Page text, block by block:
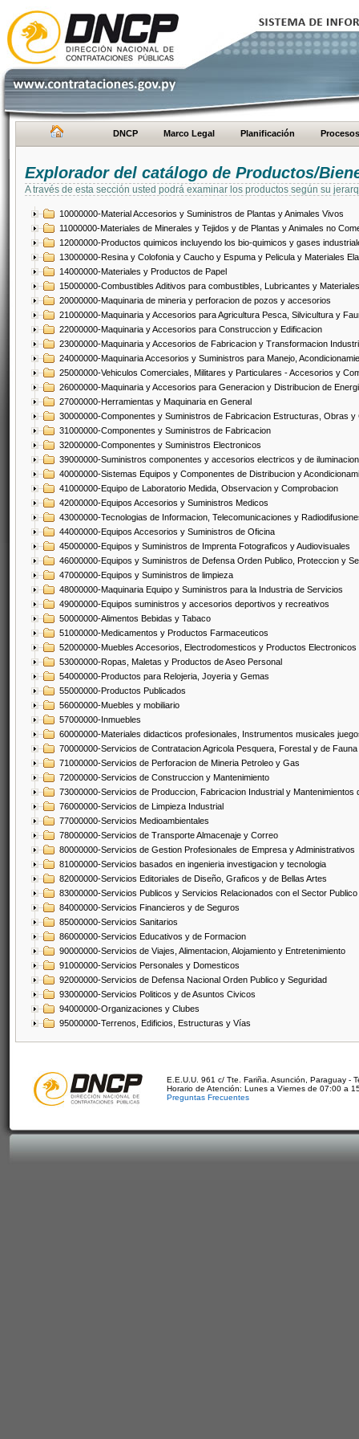
DNCP Marco Legal Planificación Procesos
Explorador del catálogo de Productos/
A través de esta sección usted podrá examinar los productos según su
10000000-Material Accesorios y Suministros de Plantas y Animales Vivos
11000000-Materiales de Minerales y Tejidos y de Plantas y Animales no
12000000-Productos quimicos incluyendo los bio-quimicos y gases
13000000-Resina y Colofonia y Caucho y Espuma y Pelicula y Materiales
14000000-Materiales y Productos de Papel
15000000-Combustibles Aditivos para combustibles, Lubricantes y
20000000-Maquinaria de mineria y perforacion de pozos y accesorios
21000000-Maquinaria y Accesorios para Agricultura Pesca, Silvicultura y
22000000-Maquinaria y Accesorios para Construccion y Edificacion
23000000-Maquinaria y Accesorios de Fabricacion y Transformacion
24000000-Maquinaria Accesorios y Suministros para Manejo,
25000000-Vehiculos Comerciales, Militares y Particulares - Accesorios y
26000000-Maquinaria y Accesorios para Generacion y Distribucion de
27000000-Herramientas y Maquinaria en General
30000000-Componentes y Suministros de Fabricacion Estructuras, Obras
31000000-Componentes y Suministros de Fabricacion
32000000-Componentes y Suministros Electronicos
39000000-Suministros componentes y accesorios electricos y de iluminacion
40000000-Sistemas Equipos y Componentes de Distribucion y
41000000-Equipo de Laboratorio Medida, Observacion y Comprobacion
42000000-Equipos Accesorios y Suministros Medicos
43000000-Tecnologias de Informacion, Telecomunicaciones y
44000000-Equipos Accesorios y Suministros de Oficina
45000000-Equipos y Suministros de Imprenta Fotograficos y Audiovisuales
46000000-Equipos y Suministros de Defensa Orden Publico, Proteccion y
47000000-Equipos y Suministros de limpieza
48000000-Maquinaria Equipo y Suministros para la Industria de Servicios
49000000-Equipos suministros y accesorios deportivos y recreativos
50000000-Alimentos Bebidas y Tabaco
51000000-Medicamentos y Productos Farmaceuticos
52000000-Muebles Accesorios, Electrodomesticos y Productos Electronicos
53000000-Ropas, Maletas y Productos de Aseo Personal
54000000-Productos para Relojeria, Joyeria y Gemas
55000000-Productos Publicados
56000000-Muebles y mobiliario
57000000-Inmuebles
60000000-Materiales didacticos profesionales, Instrumentos musicales
70000000-Servicios de Contratacion Agricola Pesquera, Forestal y de Fauna
71000000-Servicios de Perforacion de Mineria Petroleo y Gas
72000000-Servicios de Construccion y Mantenimiento
73000000-Servicios de Produccion, Fabricacion Industrial y Mantenimientos
76000000-Servicios de Limpieza Industrial
77000000-Servicios Medioambientales
78000000-Servicios de Transporte Almacenaje y Correo
80000000-Servicios de Gestion Profesionales de Empresa y Administrativos
81000000-Servicios basados en ingenieria investigacion y tecnologia
82000000-Servicios Editoriales de Diseño, Graficos y de Bellas Artes
83000000-Servicios Publicos y Servicios Relacionados con el Sector Publico
84000000-Servicios Financieros y de Seguros
85000000-Servicios Sanitarios
86000000-Servicios Educativos y de Formacion
90000000-Servicios de Viajes, Alimentacion, Alojamiento y Entretenimiento
91000000-Servicios Personales y Domesticos
92000000-Servicios de Defensa Nacional Orden Publico y Seguridad
93000000-Servicios Politicos y de Asuntos Civicos
94000000-Organizaciones y Clubes
95000000-Terrenos, Edificios, Estructuras y Vías
E.E.U.U. 961 c/ Tte. Fariña. Asunción, Paraguay -
Horario de Atención: Lunes a Viernes de 07:00 a
Preguntas Frecuentes